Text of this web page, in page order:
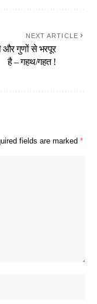
NEXT ARTICLE
और गुणों से भरपूर
है – गहथ/गहत !
fields are marked *